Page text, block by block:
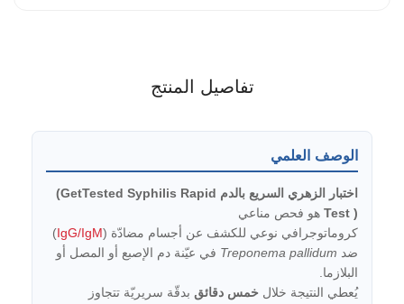
تفاصيل المنتج
الوصف العلمي
اختبار الزهري السريع بالدم ‎(GetTested Syphilis Rapid
Test ) هو فحص مناعي
كروماتوجرافي نوعي للكشف عن أجسام مضادّة (IgG/IgM
)
ضد Treponema pallidum في عيّنة دم الإصبع أو المصل أو
البلازما.
يُعطي النتيجة خلال خمس دقائق بدقّة سريريّة تتجاوز